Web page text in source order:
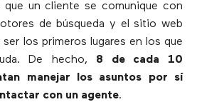
que un cliente se comunique con
de búsqueda y el sitio web
ser los primeros lugares en los que
De hecho, 8 de cada 10
manejar los asuntos por sí
con un agente.